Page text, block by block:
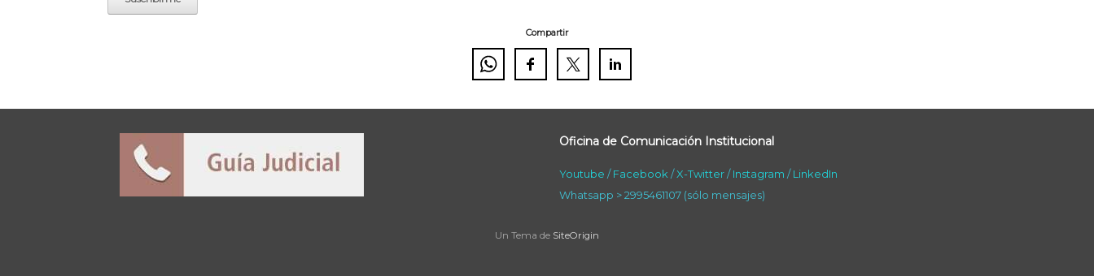
Compartir
Oficina de Comunicación Institucional
Youtube /Facebook /X-Twitter/Instagram /LinkedIn
Whatsapp > 2995461107 (sólo mensajes)
Un Tema de SiteOrigin